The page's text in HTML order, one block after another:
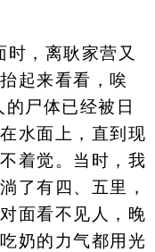
，离耿家营又
起来看看，唉
尸体已经被日
水面上，直到现
着觉。当时，我
了有四、五里，
面看不见人，晚
奶的力气都用光